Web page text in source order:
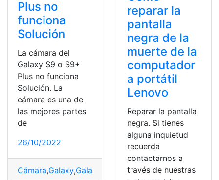
Plus no
funciona
Solución
La cámara del
Galaxy S9 o S9+
Plus no funciona
Solución. La
cámara es una de
las mejores partes
de
26/10/2022
Cámara,Galaxy,Galaxy S9 o S9,Solución,útiles
reparar la
pantalla
negra de la
muerte de la
computador
a portátil
Lenovo
Reparar la pantalla
negra. Si tienes
alguna inquietud
recuerda
contactarnos a
través de nuestras